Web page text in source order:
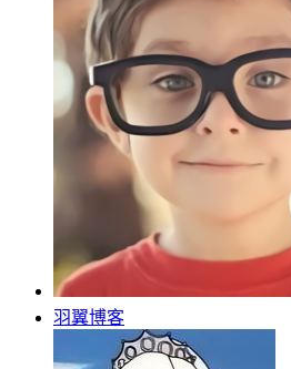
羽翼博客